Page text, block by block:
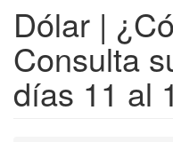
Dólar |
Consulta
días 11 al